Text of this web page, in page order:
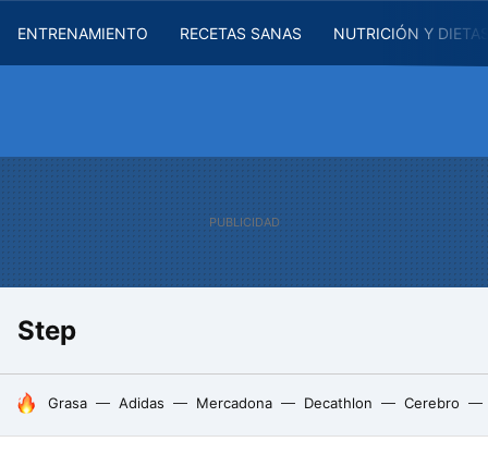
ENTRENAMIENTO RECETAS SANAS NUTRICIÓN Y
Step
HOY SE HABLA DE
Grasa Adidas Mercadona Decathlon Cerebro